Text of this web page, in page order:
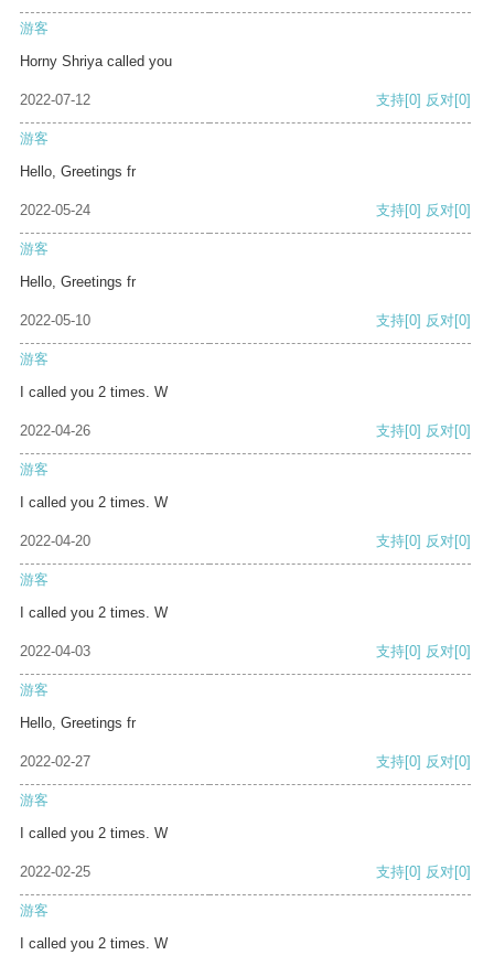
游客
Horny Shriya called you
2022-07-12 支持[0] 反对[0]
游客
Hello, Greetings fr
2022-05-24 支持[0] 反对[0]
游客
Hello, Greetings fr
2022-05-10 支持[0] 反对[0]
游客
I called you 2 times. W
2022-04-26 支持[0] 反对[0]
游客
I called you 2 times. W
2022-04-20 支持[0] 反对[0]
游客
I called you 2 times. W
2022-04-03 支持[0] 反对[0]
游客
Hello, Greetings fr
2022-02-27 支持[0] 反对[0]
游客
I called you 2 times. W
2022-02-25 支持[0] 反对[0]
游客
I called you 2 times. W